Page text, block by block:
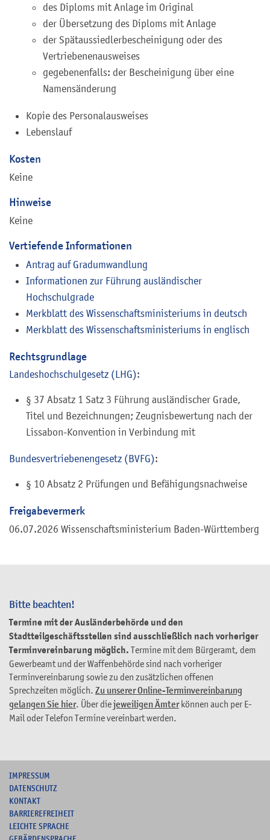
Bitte beachten!
Termine mit der Ausländerbehörde und den
Stadtteilgeschäftsstellen sind ausschließlich nach vorheriger
Terminvereinbarung möglich. Termine mit dem Bürgeramt, dem
Gewerbeamt und der Waffenbehörde sind nach vorheriger
Terminvereinbarung sowie zu den zusätzlichen offenen
Sprechzeiten möglich. Zu unserer Online-Terminvereinbarung
gelangen Sie hier. Über diejeweiligen Ämterkönnen auch per E-
Mail oder Telefon Termine vereinbart werden.
des Diploms mit Anlage im Original
der Übersetzung des Diploms mit Anlage
der Spätaussiedlerbescheinigung oder des
Vertriebenenausweises
gegebenenfalls: der Bescheinigung über eine
Namensänderung
Kopie des Personalausweises
Lebenslauf
Kosten
Keine
Hinweise
Keine
Vertiefende Informationen
Antrag auf Gradumwandlung
Informationen zur Führung ausländischer
Hochschulgrade
Merkblatt des Wissenschaftsministeriums in deutsch
Merkblatt des Wissenschaftsministeriums in englisch
Rechtsgrundlage
Landeshochschulgesetz (LHG):
§ 37 Absatz 1 Satz 3 Führung ausländischer Grade,
Titel und Bezeichnungen; Zeugnisbewertung nach der
Lissabon-Konvention in Verbindung mit
Bundesvertriebenengesetz (BVFG):
§ 10 Absatz 2 Prüfungen und Befähigungsnachweise
Freigabevermerk
06.07.2026 Wissenschaftsministerium Baden-Württemberg
IMPRESSUM
DATENSCHUTZ
KONTAKT
BARRIEREFREIHEIT
LEICHTE SPRACHE